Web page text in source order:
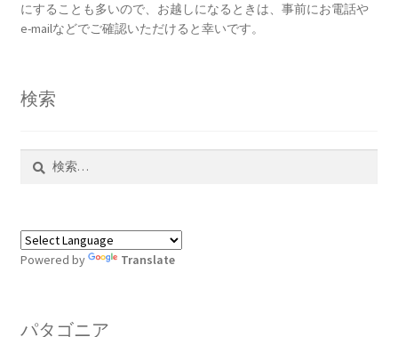
にすることも多いので、お越しになるときは、事前にお電話や
e-mailなどでご確認いただけると幸いです。
検索
Powered by Translate
パタゴニア